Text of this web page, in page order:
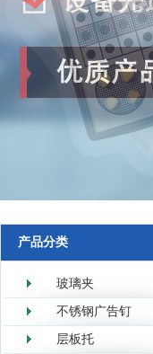
产品分类
玻璃夹
不锈钢广告钉
层板托